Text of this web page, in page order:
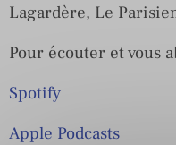
Lagardère, Le
Pour écouter et vous
Spotify
Apple Podcasts